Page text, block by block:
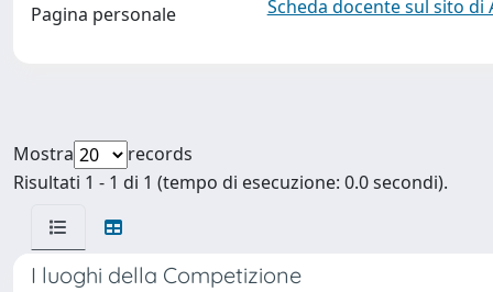
Pagina personale Scheda docente sul sito di
Mostra
records
Risultati 1 - 1 di 1 (tempo di esecuzione: 0.0 secondi).
I luoghi della Competizione